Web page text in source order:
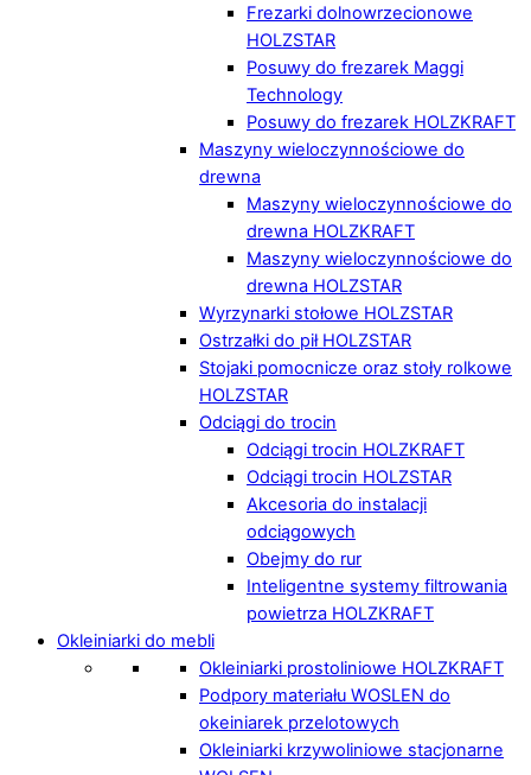
Frezarki dolnowrzecionowe
HOLZSTAR
Posuwy do frezarek Maggi
Technology
Posuwy do frezarek HOLZKRAFT
Maszyny wieloczynnościowe do
drewna
Maszyny wieloczynnościowe do
drewna HOLZKRAFT
Maszyny wieloczynnościowe do
drewna HOLZSTAR
Wyrzynarki stołowe HOLZSTAR
Ostrzałki do pił HOLZSTAR
Stojaki pomocnicze oraz stoły rolkowe
HOLZSTAR
Odciągi do trocin
Odciągi trocin HOLZKRAFT
Odciągi trocin HOLZSTAR
Akcesoria do instalacji
odciągowych
Obejmy do rur
Inteligentne systemy filtrowania
powietrza HOLZKRAFT
Okleiniarki do mebli
Okleiniarki prostoliniowe HOLZKRAFT
Podpory materiału WOSLEN do
okeiniarek przelotowych
Okleiniarki krzywoliniowe stacjonarne